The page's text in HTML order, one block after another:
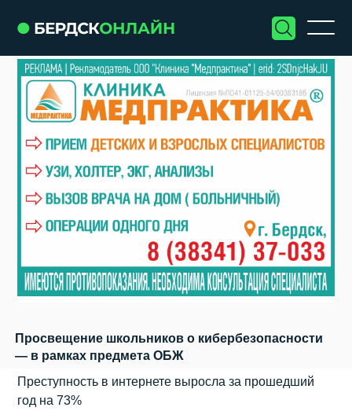
Просвещение школьников о кибербезопасности
— в рамках предмета ОБЖ
Преступность в интернете выросла за прошедший
год на 73%